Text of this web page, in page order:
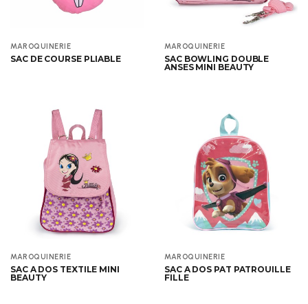
MAROQUINERIE
SAC DE COURSE PLIABLE
MAROQUINERIE
SAC BOWLING DOUBLE
ANSES MINI BEAUTY
MAROQUINERIE
SAC A DOS TEXTILE MINI
BEAUTY
MAROQUINERIE
SAC A DOS PAT PATROUILLE
FILLE